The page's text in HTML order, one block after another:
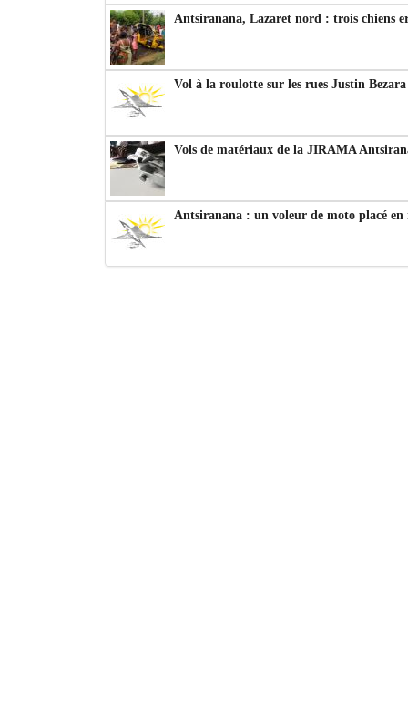
Antsiranana, Lazaret nord : trois chiens
Vol à la roulotte sur les rues Justin
Vols de matériaux de la JIRAMA
Antsiranana : un voleur de moto placé en